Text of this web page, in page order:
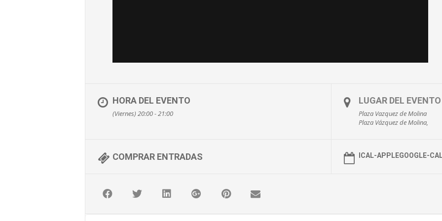
HORA DEL EVENTO
(Viernes) 20:00 - 21:00
LUGAR DEL EVENTO
Plaza Vazquez de Molina
Plaza Vázquez de Molina,
COMPRAR ENTRADAS ICAL-APPLEGOOGLE-